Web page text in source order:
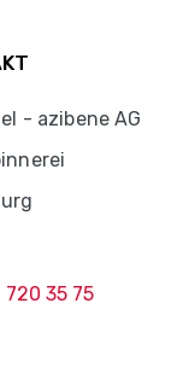
- azibene AG
720 35 75